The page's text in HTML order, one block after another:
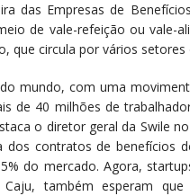
das Empresas de
de vale-refeição ou vale-
que circula por vários setores
mundo, com uma
de 40 milhões de
o diretor geral da Swile
contratos de benefícios
do mercado. Agora,
também esperam que